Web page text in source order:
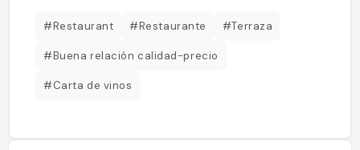
#Restaurant #Restaurante #Terraza
#Buena relación calidad-precio
#Carta de vinos